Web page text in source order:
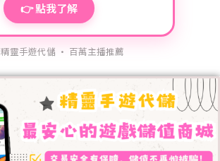
👉 點我了解
精靈手遊代儲 · 百萬主播推薦